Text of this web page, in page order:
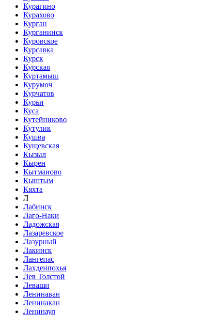
Курагино
Курахово
Курган
Курганинск
Куровское
Курсавка
Курск
Курская
Куртамыш
Курумоч
Курчатов
Курьи
Куса
Кутейниково
Кутулик
Кушва
Кущевская
Кызыл
Кырен
Кытманово
Кыштым
Кяхта
Л
Лабинск
Лаго-Наки
Ладожская
Лазаревское
Лазурный
Лакинск
Лангепас
Лахденпохья
Лев Толстой
Леваши
Ленинаван
Ленинакан
Ленинаул